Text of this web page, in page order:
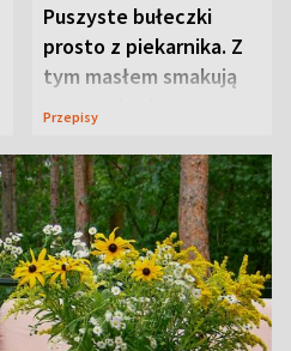
Puszyste bułeczki
prosto z piekarnika. Z
tym masłem smakują
jeszcze lepiej
Przepisy